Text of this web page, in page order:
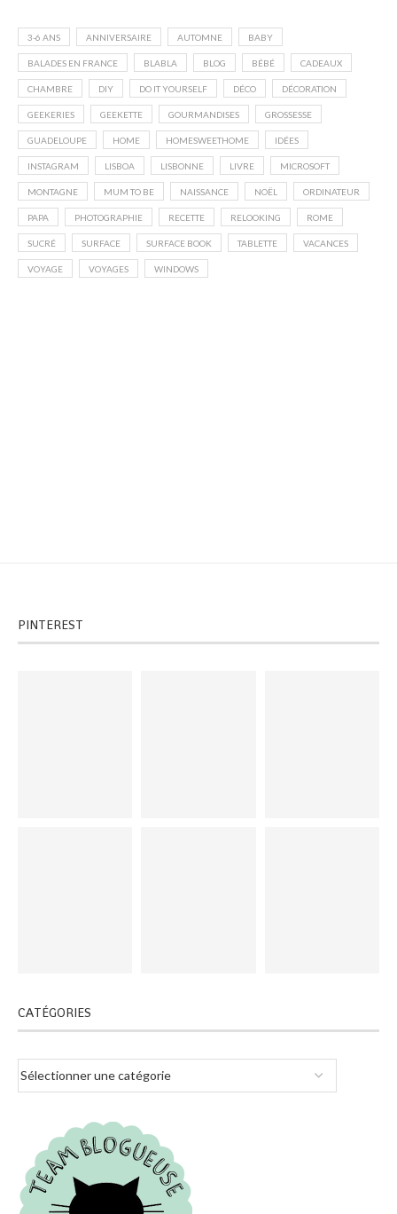
3-6 ANS ANNIVERSAIRE AUTOMNE BABY
BALADES EN FRANCE BLABLA BLOG BÉBÉ CADEAUX
CHAMBRE DIY DO IT YOURSELF DÉCO DÉCORATION
GEEKERIES GEEKETTE GOURMANDISES GROSSESSE
GUADELOUPE HOME HOMESWEETHOME IDÉES
INSTAGRAM LISBOA LISBONNE LIVRE MICROSOFT
MONTAGNE MUM TO BE NAISSANCE NOËL ORDINATEUR
PAPA PHOTOGRAPHIE RECETTE RELOOKING ROME
SUCRÉ SURFACE SURFACE BOOK TABLETTE VACANCES
VOYAGE VOYAGES WINDOWS
PINTEREST
CATÉGORIES